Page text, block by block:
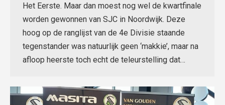
Het Eerste. Maar dan moest nog wel de kwartfinale
worden gewonnen van SJC in Noordwijk. Deze
hoog op de ranglijst van de 4e Divisie staande
tegenstander was natuurlijk geen ‘makkie’, maar na
afloop heerste toch echt de teleurstelling dat…